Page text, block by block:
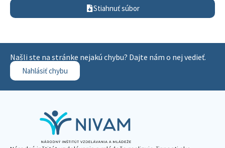
Stiahnuť súbor
Našli ste na stránke nejakú chybu? Dajte nám o nej vedieť.
Nahlásiť chybu